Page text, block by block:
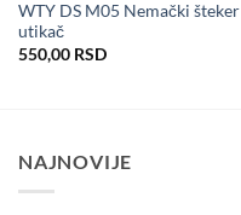
WTY DS M05 Nemački šteker
utikač
550,00 RSD
NAJNOVIJE